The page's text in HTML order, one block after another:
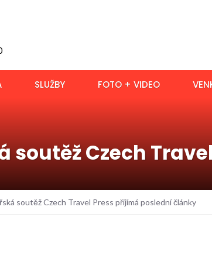
SLUŽBY FOTO + VIDEO
soutěž Czech
soutěž Czech Travel Press přijímá poslední články